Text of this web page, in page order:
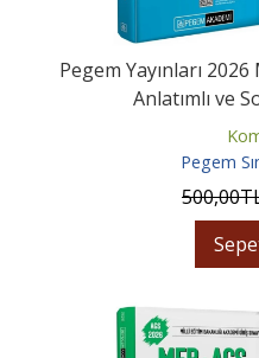
Pegem Yayınları
Anlatımlı ve
Pegem
500,00